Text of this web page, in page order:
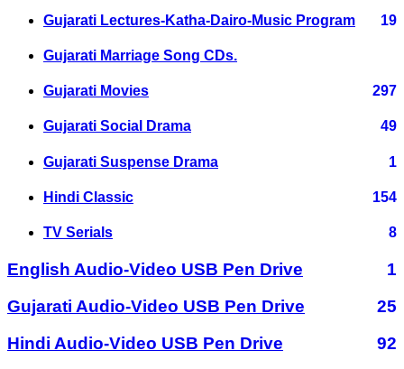
Gujarati Lectures-Katha-Dairo-Music Program 19
Gujarati Marriage Song CDs.
Gujarati Movies 297
Gujarati Social Drama 49
Gujarati Suspense Drama 1
Hindi Classic 154
TV Serials 8
English Audio-Video USB Pen Drive
1
Gujarati Audio-Video USB Pen Drive
25
Hindi Audio-Video USB Pen Drive
92